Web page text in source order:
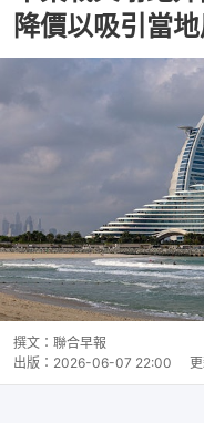
降價以吸引當
撰文： 聯合早報
出版： 2026-06-07 22:00 更